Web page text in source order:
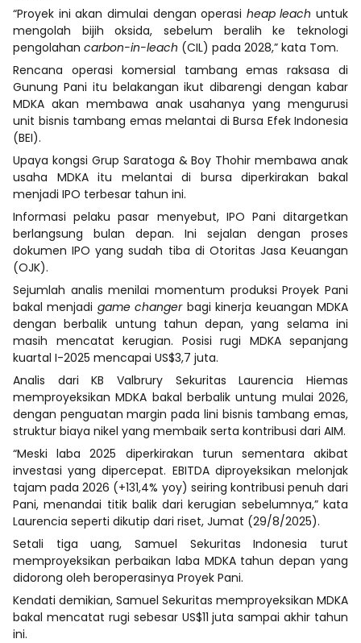
“Proyek ini akan dimulai dengan operasi heap leach untuk
mengolah bijih oksida, sebelum beralih ke teknologi
pengolahan carbon-in-leach (CIL) pada 2028,” kata Tom.
Rencana operasi komersial tambang emas raksasa di
Gunung Pani itu belakangan ikut dibarengi dengan kabar
MDKA akan membawa anak usahanya yang mengurusi
unit bisnis tambang emas melantai di Bursa Efek Indonesia
(BEI).
Upaya kongsi Grup Saratoga & Boy Thohir membawa anak
usaha MDKA itu melantai di bursa diperkirakan bakal
menjadi IPO terbesar tahun ini.
Informasi pelaku pasar menyebut, IPO Pani ditargetkan
berlangsung bulan depan. Ini sejalan dengan proses
dokumen IPO yang sudah tiba di Otoritas Jasa Keuangan
(OJK).
Sejumlah analis menilai momentum produksi Proyek Pani
bakal menjadi game changer bagi kinerja keuangan MDKA
dengan berbalik untung tahun depan, yang selama ini
masih mencatat kerugian. Posisi rugi MDKA sepanjang
kuartal I-2025 mencapai US$3,7 juta.
Analis dari KB Valbrury Sekuritas Laurencia Hiemas
memproyeksikan MDKA bakal berbalik untung mulai 2026,
dengan penguatan margin pada lini bisnis tambang emas,
struktur biaya nikel yang membaik serta kontribusi dari AIM.
“Meski laba 2025 diperkirakan turun sementara akibat
investasi yang dipercepat. EBITDA diproyeksikan melonjak
tajam pada 2026 (+131,4% yoy) seiring kontribusi penuh dari
Pani, menandai titik balik dari kerugian sebelumnya,” kata
Laurencia seperti dikutip dari riset, Jumat (29/8/2025).
Setali tiga uang, Samuel Sekuritas Indonesia turut
memproyeksikan perbaikan laba MDKA tahun depan yang
didorong oleh beroperasinya Proyek Pani.
Kendati demikian, Samuel Sekuritas memproyeksikan MDKA
bakal mencatat rugi sebesar US$11 juta sampai akhir tahun
ini.